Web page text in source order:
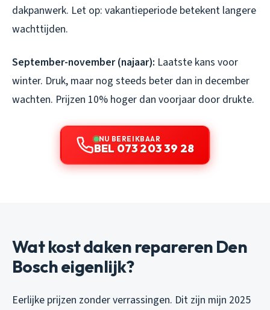
dakpanwerk. Let op: vakantieperiode betekent langere
wachttijden.
September-november (najaar): Laatste kans voor
winter. Druk, maar nog steeds beter dan in december
wachten. Prijzen 10% hoger dan voorjaar door drukte.
NU BEREIKBAAR
BEL 073 203 39 28
Wat kost daken repareren Den
Bosch eigenlijk?
Eerlijke prijzen zonder verrassingen. Dit zijn mijn 2025